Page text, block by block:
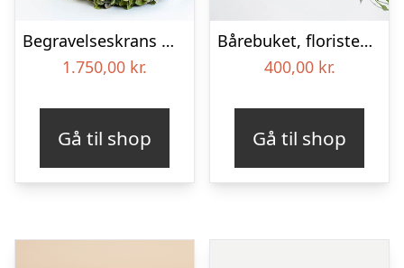
Begravelseskrans med hortensia og farverige detaljer – Blomster til begravelse
1.750,00 kr.
Gå til shop
Bårebuket, floristens valg – Blomster til begravelse
400,00 kr.
Gå til shop